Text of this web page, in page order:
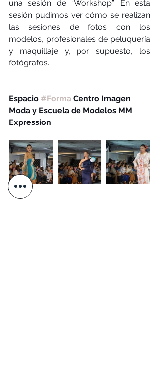
una sesión de “Workshop”. En esta
sesión pudimos ver cómo se realizan
las sesiones de fotos con los
modelos, profesionales de peluquería
y maquillaje y, por supuesto, los
fotógrafos.
Espacio #Forma Centro Imagen
Moda y Escuela de Modelos MM
Expression